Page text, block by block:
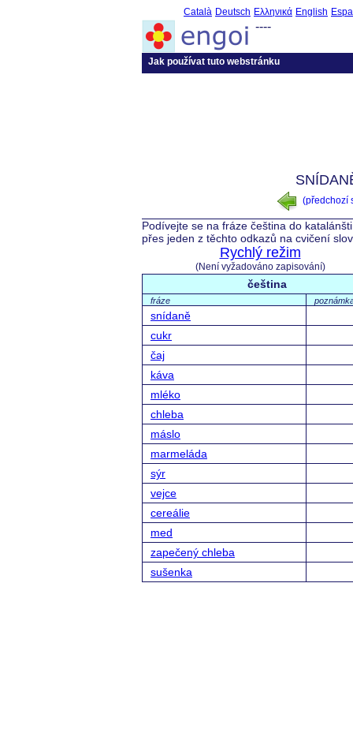
Català Deutsch Ελληνικά English
----
Jak používat tuto webstránku
(předchozí
Podívejte se na fráze čeština do
přes jeden z těchto odkazů na cvičení
Rychlý režim
(Není vyžadováno zapisování)
čeština
fráze
snídaně
cukr
čaj
káva
mléko
chleba
máslo
marmeláda
sýr
vejce
cereálie
med
zapečený chleba
sušenka